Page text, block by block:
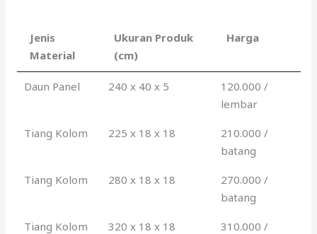
Jenis
Material
Ukuran Produk
(cm)
Harga
Daun Panel 240 x 40 x 5
120.000 /
lembar
Tiang Kolom 225 x 18 x 18
210.000 /
batang
Tiang Kolom 280 x 18 x 18
270.000 /
batang
Tiang Kolom 320 x 18 x 18
310.000 /